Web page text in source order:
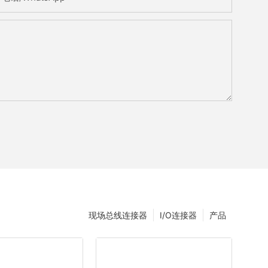
产品
I/O连接器
现场总线连接器